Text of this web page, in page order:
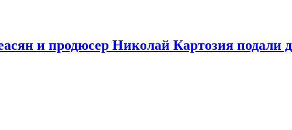
и продюсер Николай Картозия подали